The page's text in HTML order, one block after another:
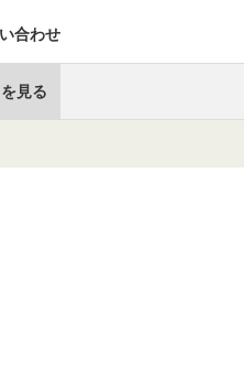
合わせ
見る